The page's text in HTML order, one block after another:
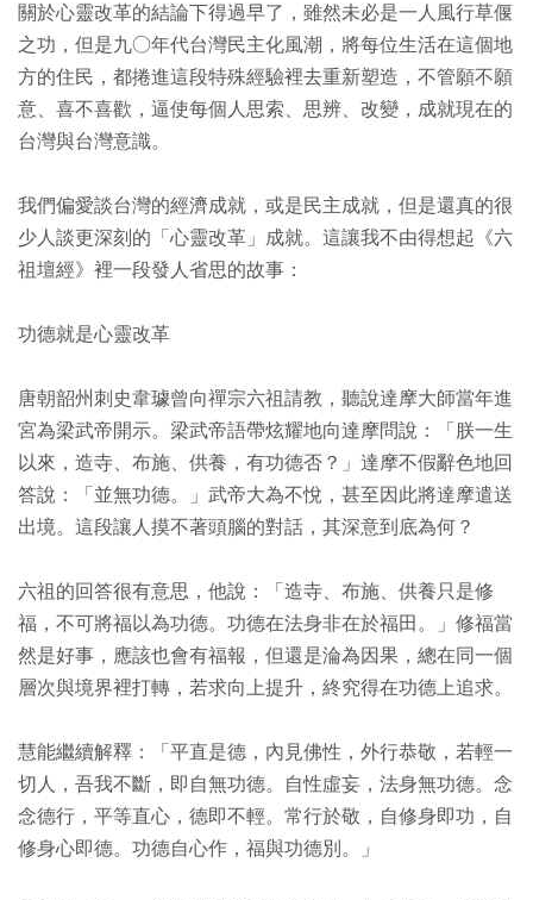
關於心靈改革的結論下得過早了，雖然未必是一人風行草偃
之功，但是九○年代台灣民主化風潮，將每位生活在這個地
方的住民，都捲進這段特殊經驗裡去重新塑造，不管願不願
意、喜不喜歡，逼使每個人思索、思辨、改變，成就現在的
台灣與台灣意識。
我們偏愛談台灣的經濟成就，或是民主成就，但是還真的很
少人談更深刻的「心靈改革」成就。這讓我不由得想起《六
祖壇經》裡一段發人省思的故事：
功德就是心靈改革
唐朝韶州刺史韋璩曾向禪宗六祖請教，聽說達摩大師當年進
宮為梁武帝開示。梁武帝語帶炫耀地向達摩問說：「朕一生
以來，造寺、布施、供養，有功德否？」達摩不假辭色地回
答說：「並無功德。」武帝大為不悅，甚至因此將達摩遣送
出境。這段讓人摸不著頭腦的對話，其深意到底為何？
六祖的回答很有意思，他說：「造寺、布施、供養只是修
福，不可將福以為功德。功德在法身非在於福田。」修福當
然是好事，應該也會有福報，但還是淪為因果，總在同一個
層次與境界裡打轉，若求向上提升，終究得在功德上追求。
慧能繼續解釋：「平直是德，內見佛性，外行恭敬，若輕一
切人，吾我不斷，即自無功德。自性虛妄，法身無功德。念
念德行，平等直心，德即不輕。常行於敬，自修身即功，自
修身心即德。功德自心作，福與功德別。」